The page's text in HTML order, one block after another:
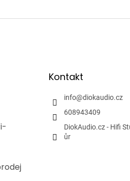
Kontakt
info@diokaudio.cz
608943409
DiokAudio.cz - Hifi
ůr